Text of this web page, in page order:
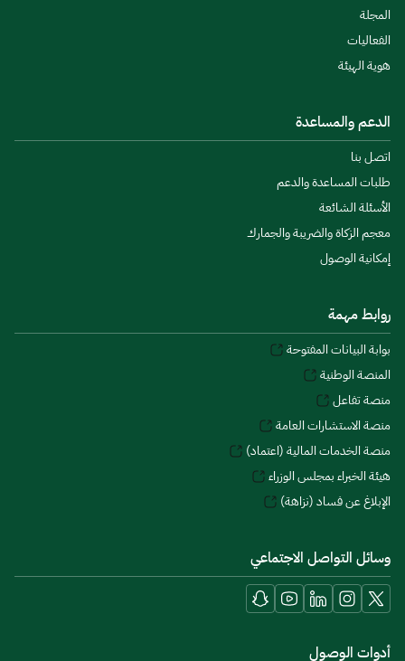
المجلة
الفعاليات
هوية الهيئة
الدعم والمساعدة
اتصل بنا
طلبات المساعدة والدعم
الأسئلة الشائعة
معجم الزكاة والضريبة والجمارك
إمكانية الوصول
روابط مهمة
بوابة البيانات المفتوحة
المنصة الوطنية
منصة تفاعل
منصة الاستشارات العامة
منصة الخدمات المالية (اعتماد)
هيئة الخبراء بمجلس الوزراء
الإبلاغ عن فساد (نزاهة)
وسائل التواصل الاجتماعي
أدوات الوصول